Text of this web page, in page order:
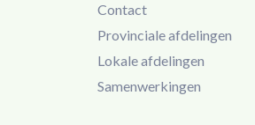
Contact
Provinciale afdelingen
Lokale afdelingen
Samenwerkingen